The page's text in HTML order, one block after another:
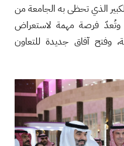
الذي تحظى به الجامعة من
وتُعدّ فرصة مهمة لاستعراض
وفتح آفاق جديدة للتعاون